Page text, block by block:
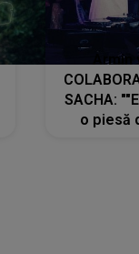
SACHA:
o piesă